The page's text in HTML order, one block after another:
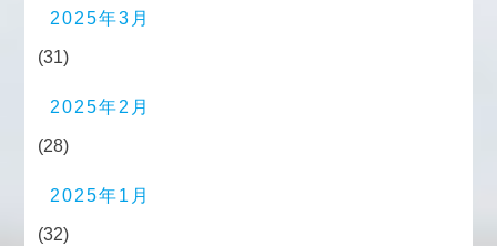
2025年3月
(31)
2025年2月
(28)
2025年1月
(32)